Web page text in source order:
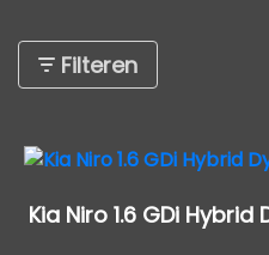
Filteren
Kia Niro 1.6 GDi Hybrid